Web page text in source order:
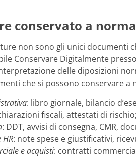
conservato a
non sono gli unici documenti
Conservare Digitalmente
delle diposizioni
che si possono conservare a
: libro giornale, bilancio
fiscali, attestati di rischio;
: DDT, avvisi di consegna, CMR,
HR: note spese e giustificativi,
e acquisti: contratti